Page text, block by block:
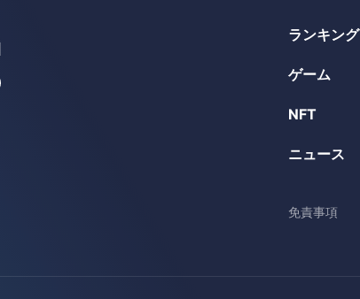
ランキング
ゲーム
NFT
ニュース
免責事項